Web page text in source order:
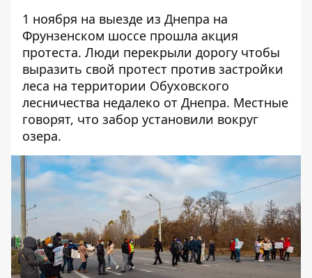
1 ноября на выезде из Днепра на
Фрунзенском шоссе прошла акция
протеста. Люди перекрыли дорогу чтобы
выразить свой протест против застройки
леса на территории Обуховского
лесничества недалеко от Днепра. Местные
говорят, что забор установили вокруг
озера.